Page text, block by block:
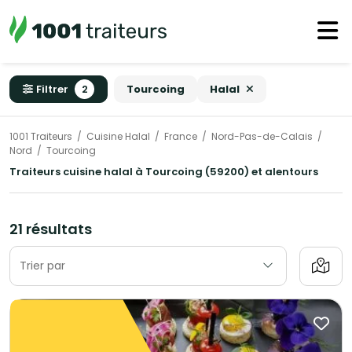
Filtrer 2 Tourcoing Halal
1001 Traiteurs Cuisine Halal France
Nord-Pas-de-Calais
Nord
Tourcoing
Traiteurs cuisine halal à Tourcoing (59200) et alentours
21 résultats
Trier par